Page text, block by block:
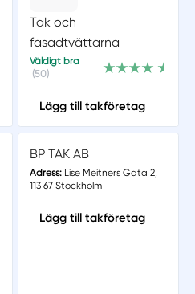
Tak och
fasadtvättarna
Väldigt bra
(50)
Lägg till takföretag
BP TAK AB
Adress:Lise Meitners Gata 2,
113 67 Stockholm
Lägg till takföretag